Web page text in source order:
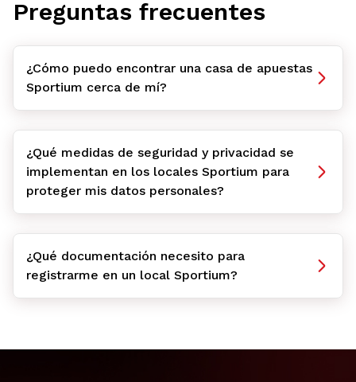
Preguntas frecuentes
¿Cómo puedo encontrar una casa de apuestas
Sportium cerca de mí?
¿Qué medidas de seguridad y privacidad se
implementan en los locales Sportium para
proteger mis datos personales?
¿Qué documentación necesito para
registrarme en un local Sportium?